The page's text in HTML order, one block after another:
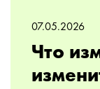
07.05.2026
Что